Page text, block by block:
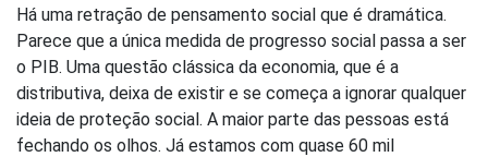
Há uma retração de pensamento social que é dramática.
Parece que a única medida de progresso social passa a ser
o PIB. Uma questão clássica da economia, que é a
distributiva, deixa de existir e se começa a ignorar qualquer
ideia de proteção social. A maior parte das pessoas está
fechando os olhos. Já estamos com quase 60 mil